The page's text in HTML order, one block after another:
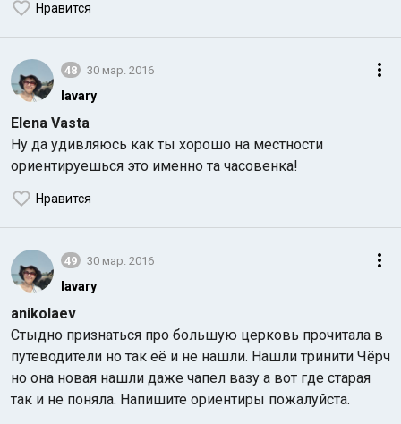
Нравится
48 30 мар. 2016
lavary
Elena Vasta
Ну да удивляюсь как ты хорошо на местности
ориентируешься это именно та часовенка!
Нравится
49 30 мар. 2016
lavary
anikolaev
Стыдно признаться про большую церковь прочитала в
путеводители но так её и не нашли. Нашли тринити Чёрч
но она новая нашли даже чапел вазу а вот где старая
так и не поняла. Напишите ориентиры пожалуйста.